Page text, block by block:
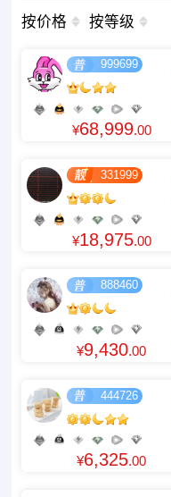
按价格 按等级
999699
¥68,999.00
331999
¥18,975.00
888460
¥9,430.00
444726
¥6,325.00